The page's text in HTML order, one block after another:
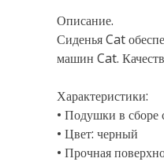
Описание.
Сиденья Cat
машин Cat.
Характеристики:
• Подушки в сборе
• Цвет: черный
• Прочная